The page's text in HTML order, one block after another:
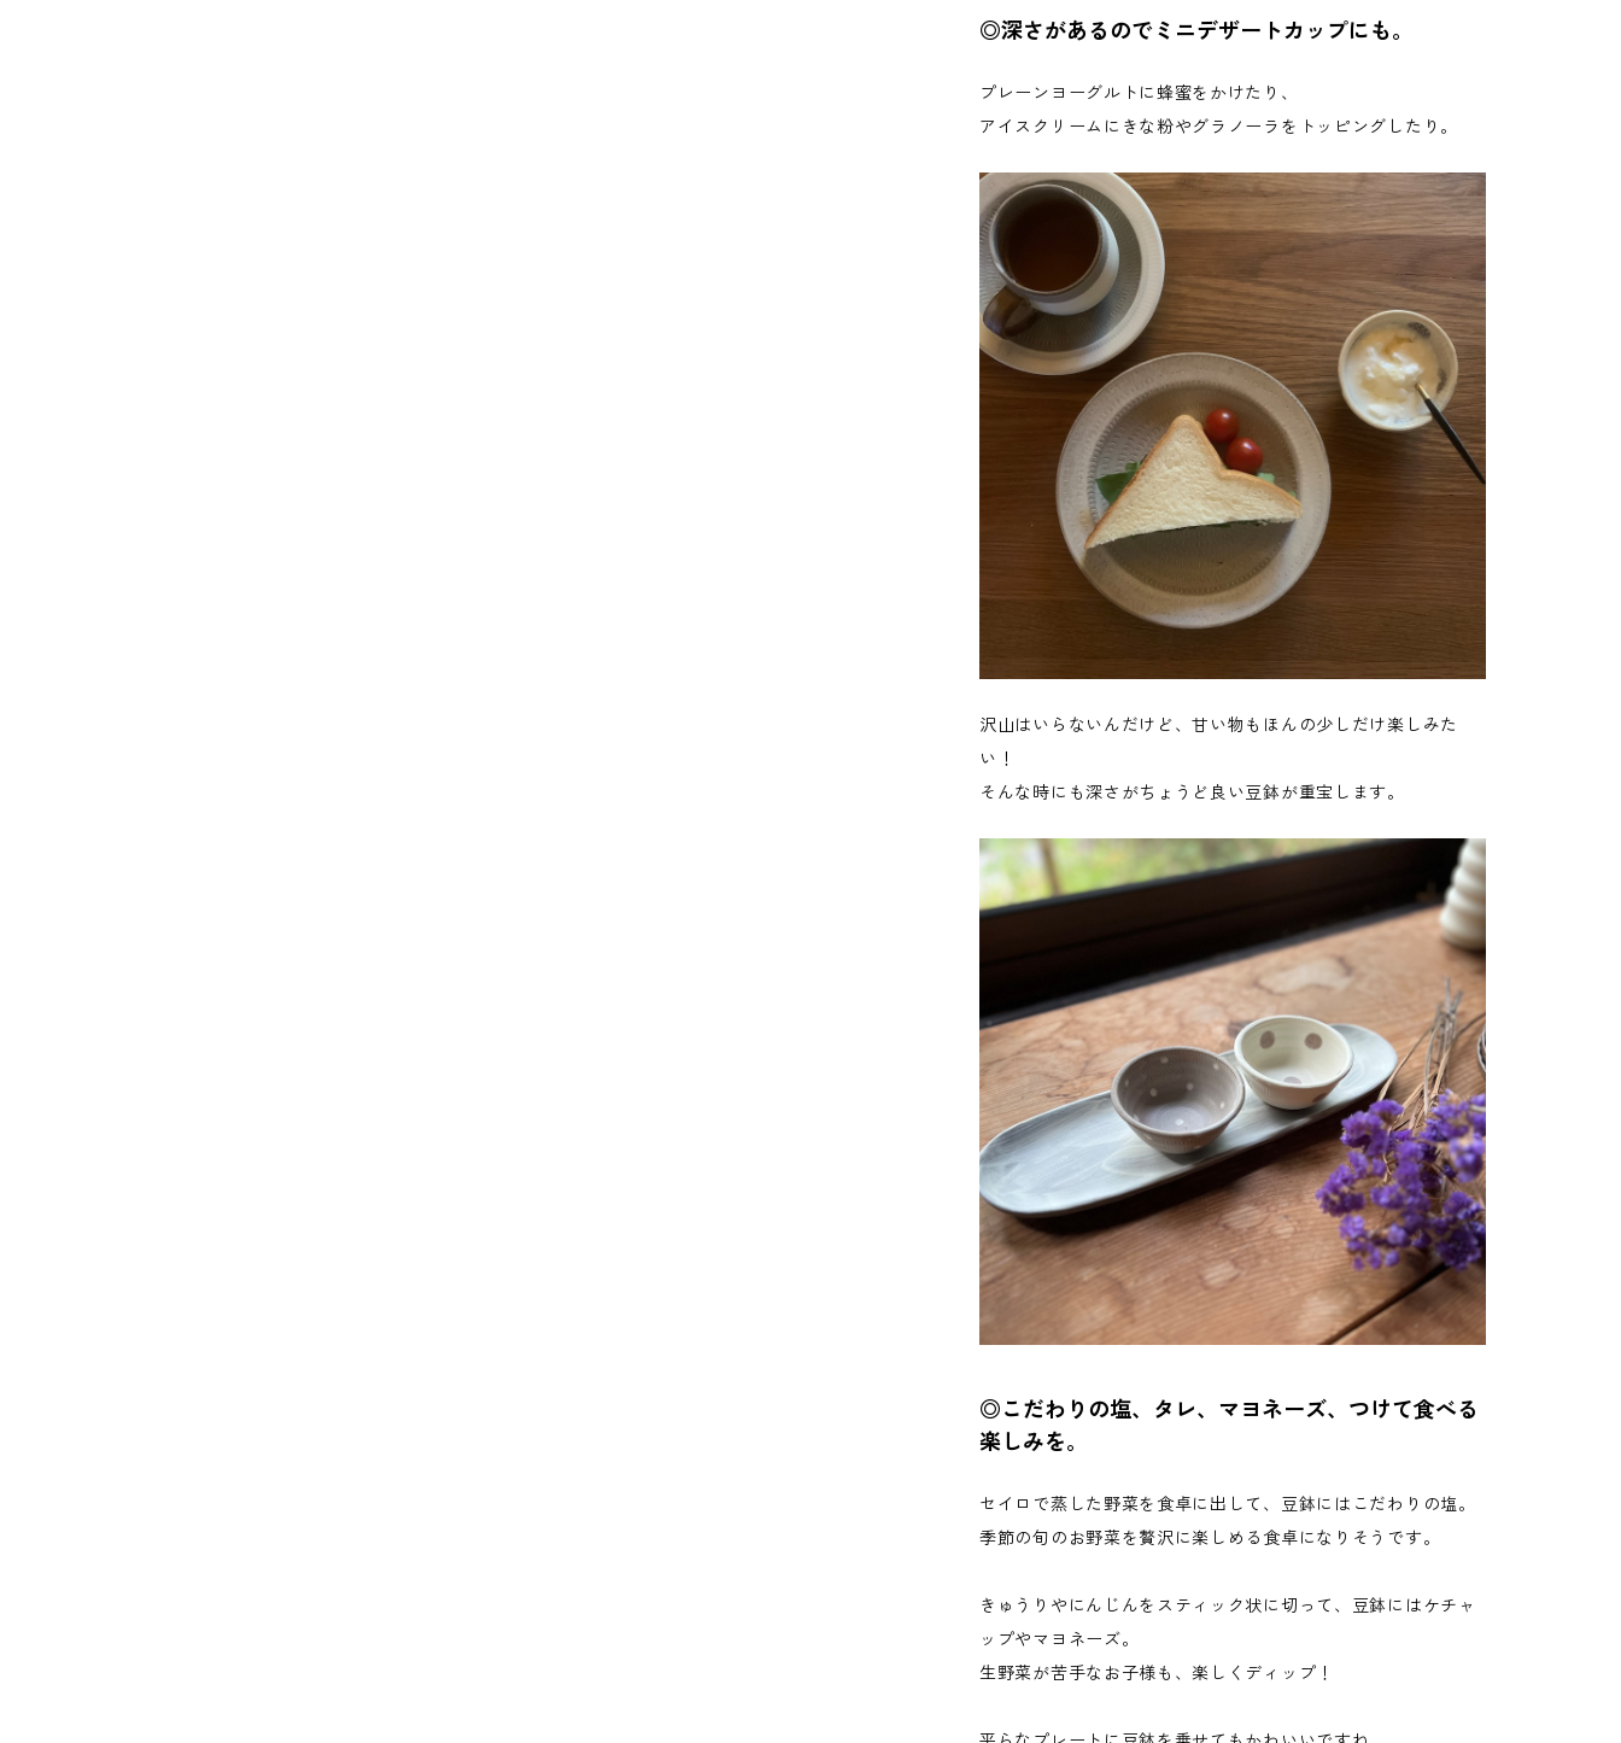
◎深さがあるのでミニデザートカップにも。
プレーンヨーグルトに蜂蜜をかけたり、
アイスクリームにきな粉やグラノーラをトッピングしたり。
沢山はいらないんだけど、甘い物もほんの少しだけ楽しみた
い！
そんな時にも深さがちょうど良い豆鉢が重宝します。
◎こだわりの塩、タレ、マヨネーズ、つけて食べる
楽しみを。
セイロで蒸した野菜を食卓に出して、豆鉢にはこだわりの塩。
季節の旬のお野菜を贅沢に楽しめる食卓になりそうです。
きゅうりやにんじんをスティック状に切って、豆鉢にはケチャ
ップやマヨネーズ。
生野菜が苦手なお子様も、楽しくディップ！